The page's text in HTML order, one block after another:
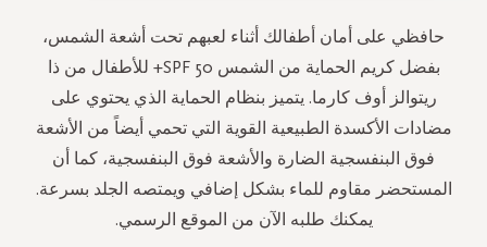
حافظي على أمان أطفالك أثناء لعبهم تحت أشعة الشمس،
بفضل كريم الحماية من الشمس SPF 50+ للأطفال من ذا
ريتوالز أوف كارما. يتميز بنظام الحماية الذي يحتوي على
مضادات الأكسدة الطبيعية القوية التي تحمي أيضاً من الأشعة
فوق البنفسجية الضارة والأشعة فوق البنفسجية، كما أن
المستحضر مقاوم للماء بشكل إضافي ويمتصه الجلد بسرعة.
يمكنك طلبه الآن من الموقع الرسمي.